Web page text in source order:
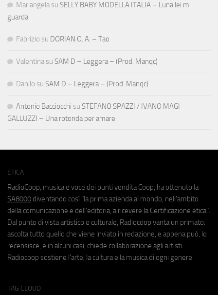
Mariangela su SELLY BABY MODELLA ITALIA – Luna lei mi
guarda
Fabrizio su DORIAN O. A. – Tao
Valentina su SAM D – Leggera – (Prod. Manqc)
Danilo su SAM D – Leggera – (Prod. Manqc)
Antonio Bacciocchi su STEFANO SPAZZI / IVANO MAGI
GALLUZZI – Una rotonda per amare
ETICA
RadioCoop, musica e voce dei punti vendita Coop, ha ottenuto la
SA8000 diventando così "la prima azienda al mondo, nell'ambito
della comunicazione e dell'editoria, a ricevere la Certificazione etica".
Dal punto di vista artistico e culturale, Radiocoop vanta un primato:
ascolta tutto quello che viene inviato in redazione, e appena può, lo
recensisce, e in alcuni casi, chiede collaborazione agli artisti.
Radiocoop sostiene l'arte, la cultura e la musica di ogni genere.
TAG CLOUD